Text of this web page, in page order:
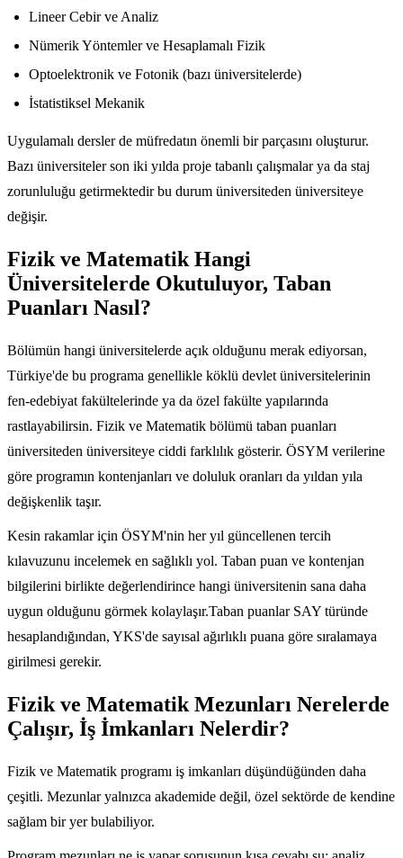
Lineer Cebir ve Analiz
Nümerik Yöntemler ve Hesaplamalı Fizik
Optoelektronik ve Fotonik (bazı üniversitelerde)
İstatistiksel Mekanik
Uygulamalı dersler de müfredatın önemli bir parçasını oluşturur.
Bazı üniversiteler son iki yılda proje tabanlı çalışmalar ya da staj
zorunluluğu getirmektedir bu durum üniversiteden üniversiteye
değişir.
Fizik ve Matematik Hangi
Üniversitelerde Okutuluyor, Taban
Puanları Nasıl?
Bölümün hangi üniversitelerde açık olduğunu merak ediyorsan,
Türkiye'de bu programa genellikle köklü devlet üniversitelerinin
fen-edebiyat fakültelerinde ya da özel fakülte yapılarında
rastlayabilirsin. Fizik ve Matematik bölümü taban puanları
üniversiteden üniversiteye ciddi farklılık gösterir. ÖSYM verilerine
göre programın kontenjanları ve doluluk oranları da yıldan yıla
değişkenlik taşır.
Kesin rakamlar için ÖSYM'nin her yıl güncellenen tercih
kılavuzunu incelemek en sağlıklı yol. Taban puan ve kontenjan
bilgilerini birlikte değerlendirince hangi üniversitenin sana daha
uygun olduğunu görmek kolaylaşır.Taban puanlar SAY türünde
hesaplandığından, YKS'de sayısal ağırlıklı puana göre sıralamaya
girilmesi gerekir.
Fizik ve Matematik Mezunları Nerelerde
Çalışır, İş İmkanları Nelerdir?
Fizik ve Matematik programı iş imkanları düşündüğünden daha
çeşitli. Mezunlar yalnızca akademide değil, özel sektörde de kendine
sağlam bir yer bulabiliyor.